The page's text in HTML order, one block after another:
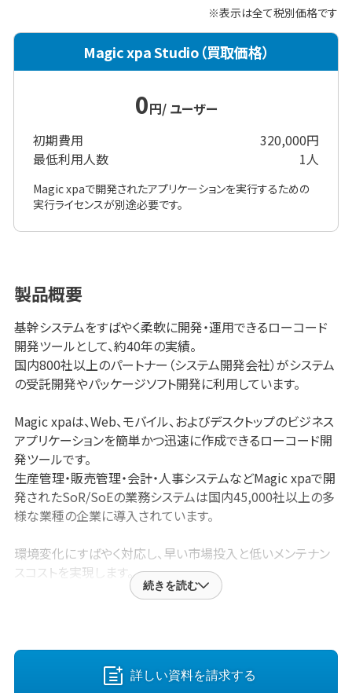
※表示は全て税別価格です
Magic xpa Studio（買取価格）
0円/ ユーザー
初期費用
320,000円
最低利用人数
1人
Magic xpaで開発されたアプリケーションを実行するための
実行ライセンスが別途必要です。
製品概要
基幹システムをすばやく柔軟に開発・運用できるローコード
開発ツールとして、約40年の実績。
国内800社以上のパートナー（システム開発会社）がシステム
の受託開発やパッケージソフト開発に利用しています。
Magic xpaは、Web、モバイル、およびデスクトップのビジネス
アプリケーションを簡単かつ迅速に作成できるローコード開
発ツールです。
生産管理・販売管理・会計・人事システムなどMagic xpaで開
発されたSoR/SoEの業務システムは国内45,000社以上の多
様な業種の企業に導入されています。
環境変化にすばやく対応し、早い市場投入と低いメンテナン
スコストを実現します。
る。
・コードを書かなくてもカスタマイズの自由度が高い
・システム内製ツールとして使える
続きを読む
詳しい資料を請求する